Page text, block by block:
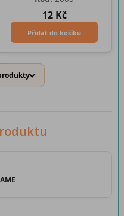
12 Kč
Přidat do košíku